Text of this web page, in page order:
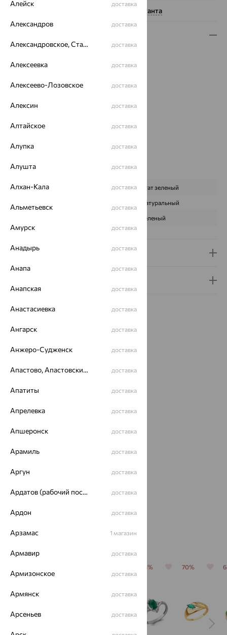
Нужна помощь консультанта
Вес:4.48
Проба:925
Страна происхождения:
Коллекции:
Вес металла:
Характеристика вставки:
ВИД КАМНЯ Агат зеленый
Натуральный
Зеленый
Доставка и оплата
Идеальный комплект
Кольцо,
агат/
4 813₽
13 369
С этим часто покупают
64% 70%
Алейск доставка
Александров доставка
Александровское, Ставропольский край доставка
Алексеевка доставка
Алексеево-Лозовское доставка
Алексин доставка
Алтайское доставка
Алупка доставка
Алушта доставка
Алхан-Кала доставка
Альметьевск доставка
Амурск доставка
Анадырь доставка
Анапа доставка
Анапская доставка
Анастасиевка доставка
Ангарск доставка
Анжеро-Судженск доставка
Апастово, Апастовский район доставка
Апатиты доставка
Апрелевка доставка
Апшеронск доставка
Арамиль доставка
Аргун доставка
Ардатов (рабочий поселок) доставка
Ардон доставка
Арзамас 1 магазин
Армавир доставка
Армизонское доставка
Армянск доставка
Арсеньев доставка